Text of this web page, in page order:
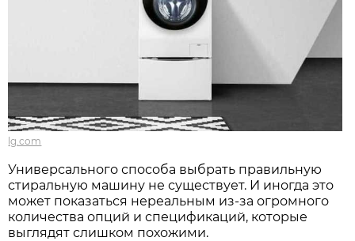
lg.com
Универсального способа выбрать правильную
стиральную машину не существует. И иногда это
может показаться нереальным из-за огромного
количества опций и спецификаций, которые
выглядят слишком похожими.